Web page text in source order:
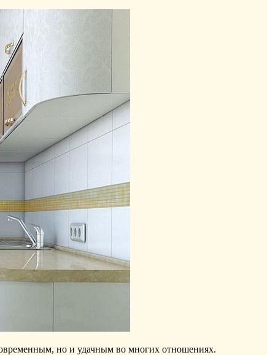
но и удачным во многих отношениях.